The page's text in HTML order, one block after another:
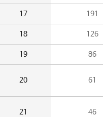
17 191
18 126
19 86
20 61
21 46